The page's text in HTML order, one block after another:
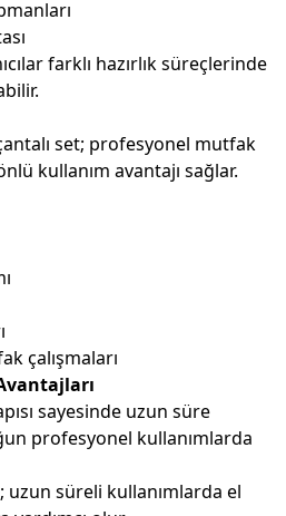
farklı hazırlık süreçlerinde
set; profesyonel mutfak
kullanım avantajı sağlar.
çalışmaları
sayesinde uzun süre
profesyonel kullanımlarda
uzun süreli kullanımlarda el